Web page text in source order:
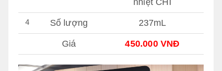
nhiệt CHI
4 Số lượng 237mL
Giá 450.000 VNĐ